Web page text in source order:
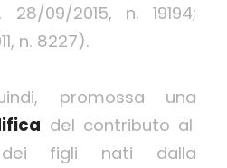
28/09/2015, n. 19194;
n. 8227).
promossa una
del contributo al
dei figli nati dalla